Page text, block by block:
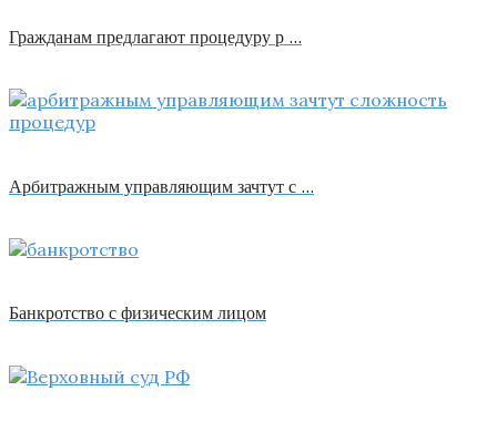
Гражданам предлагают процедуру р …
Арбитражным управляющим зачтут с …
Банкротство с физическим лицом